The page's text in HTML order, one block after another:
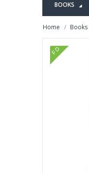
BOOKS
Home Books
FD